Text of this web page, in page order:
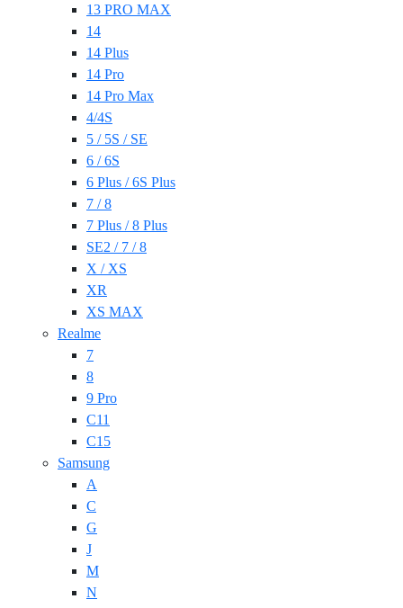
13 PRO MAX
14
14 Plus
14 Pro
14 Pro Max
4/4S
5 / 5S / SE
6 / 6S
6 Plus / 6S Plus
7 / 8
7 Plus / 8 Plus
SE2 / 7 / 8
X / XS
XR
XS MAX
Realme
7
8
9 Pro
C11
C15
Samsung
A
C
G
J
M
N